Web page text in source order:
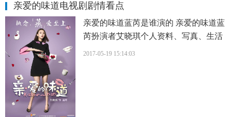
亲爱的味道电视剧剧情看点
亲爱的味道蓝芮是谁演的 亲爱的味道蓝
芮扮演者艾晓琪个人资料、写真、生活
照欣赏
2017-05-19 15:14:03